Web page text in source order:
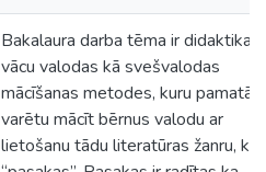
Bakalaura darba tēma ir didaktika
vācu valodas kā svešvalodas
mācīšanas metodes, kuru pamatā
varētu mācīt bērnus valodu ar
lietošanu tādu literatūras žanru, kā